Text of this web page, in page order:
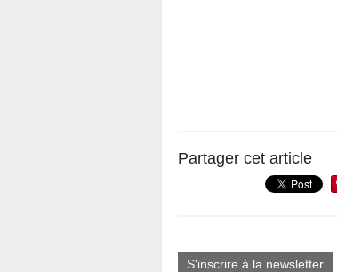
Partager cet article
S'inscrire à la newsletter